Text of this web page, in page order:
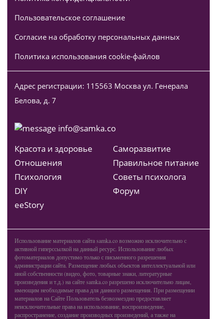
Пользовательское соглашение
Согласие на обработку персональных данных
Политика использования cookie-файлов
Адрес регистрации: 115563 Москва ул. Генерала
Белова, д. 7
info@samka.co
Красота и здоровье
Отношения
Психология
DIY
ееStory
Саморазвитие
Правильное питание
Советы психолога
Форум
Использование материалов сайта samka.co возможно исключительно с
активной гиперссылкой на данный ресурс. Использование любых
фотоматериалов допустимо только с письменного разрешения
администрации сайта. Размещение любых объектов интеллектуальной или
иной собственности (видео, фото, товарные знаки, литературные
произведения и т.д.) на сайте samka.co разрешено исключительно лицам,
имеющим необходимые права для данного размещения. При размещении
материалов на Сайте Пользователь безвозмездно предоставляет
неисключительные права на использование, воспроизведение,
распространение, создание производных произведений, а также на